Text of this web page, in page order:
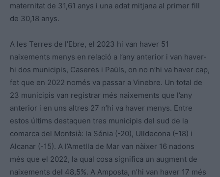
maternitat de 31,61 anys i una edat mitjana al primer fill
de 30,18 anys.
A les Terres de l’Ebre, el 2023 hi van haver 51
naixements menys en relació a l’any anterior i van haver-
hi dos municipis, Caseres i Paüls, on no n’hi va haver cap,
fet que en 2022 només va passar a Vinebre. Un total de
23 municipis van registrar més naixements que l’any
anterior i en uns altres 27 n’hi va haver menys. Entre
estos últims destaquen tres municipis del sud de la
comarca del Montsià: la Sénia (-20), Ulldecona (-18) i
Alcanar (-15). A l’Ametlla de Mar van nàixer 16 nadons
més que el 2022, la qual cosa significa un augment de
naixements del 48,5%. A Amposta, n’hi van haver 17 més